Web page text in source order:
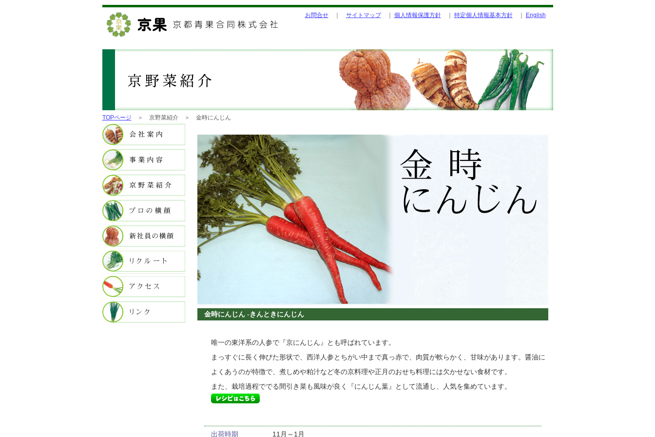
お問合せ｜ サイトマップ｜ 個人情報保護方針｜ 特定個人情報基本方針｜ English
TOPページ ＞ 京野菜紹介 ＞ 金時にんじん
金時にんじん -きんときにんじん
唯一の東洋系の人参で『京にんじん』とも呼ばれています。
まっすぐに長く伸びた形状で、西洋人参とちがい中まで真っ赤で、肉質が軟らかく、甘味があります。醤油に
よくあうのが特徴で、煮しめや粕汁など冬の京料理や正月のおせち料理には欠かせない食材です。
また、栽培過程ででる間引き菜も風味が良く『にんじん葉』として流通し、人気を集めています。
出荷時期 11月～1月